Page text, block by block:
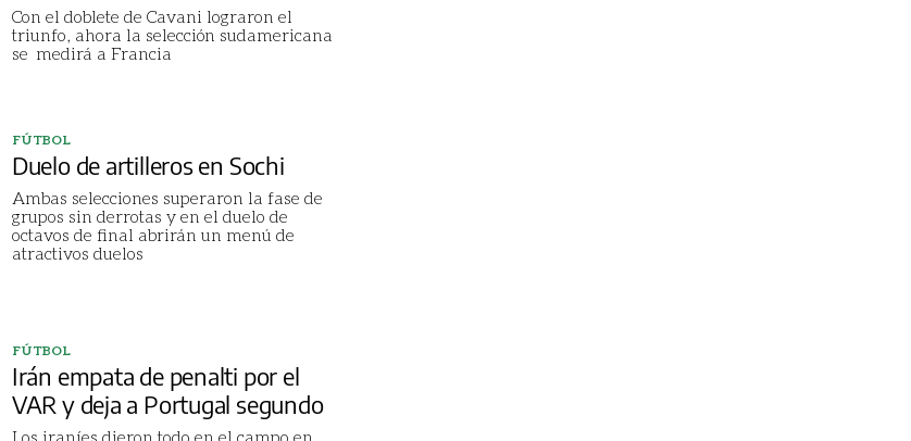
Con el doblete de Cavani lograron el
triunfo, ahora la selección sudamericana
se medirá a Francia
FÚTBOL
Duelo de artilleros en Sochi
Ambas selecciones superaron la fase de
grupos sin derrotas y en el duelo de
octavos de final abrirán un menú de
atractivos duelos
FÚTBOL
Irán empata de penalti por el
VAR y deja a Portugal segundo
Los iraníes dieron todo en el campo en